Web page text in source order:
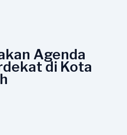
Agenda
di Kota